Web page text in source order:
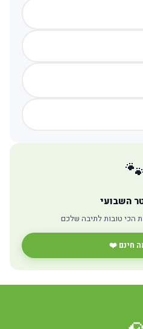
🐾
השבועי
הכי טובות לתיבה שלכם
חינם ❤️